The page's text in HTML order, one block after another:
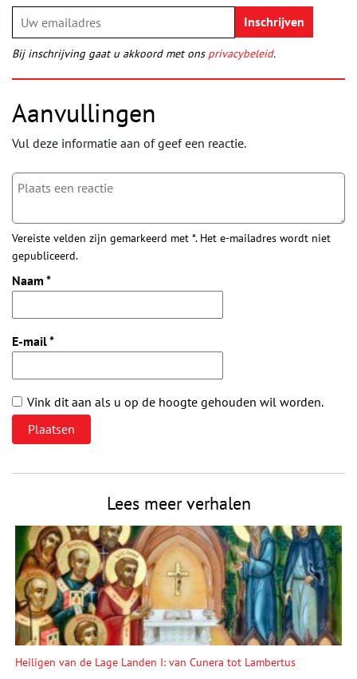
Bij inschrijving gaat u akkoord met ons privacybeleid.
Aanvullingen
Vul deze informatie aan of geef een reactie.
Vereiste velden zijn gemarkeerd met *. Het e-mailadres wordt niet
gepubliceerd.
Naam *
E-mail*
Vink dit aan als u op de hoogte gehouden wil worden.
Lees meer verhalen
Heiligen van de Lage Landen I: van Cunera tot Lambertus